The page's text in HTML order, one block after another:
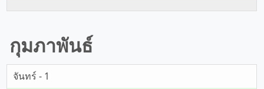
กุมภาพันธ์
จันทร์ - 1